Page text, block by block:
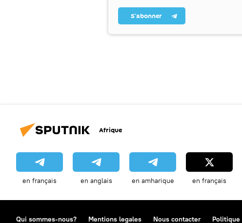
S’abonner
Afrique
en français en anglais en amharique en français
Qui sommes-nous? Mentions legales Nous contacter